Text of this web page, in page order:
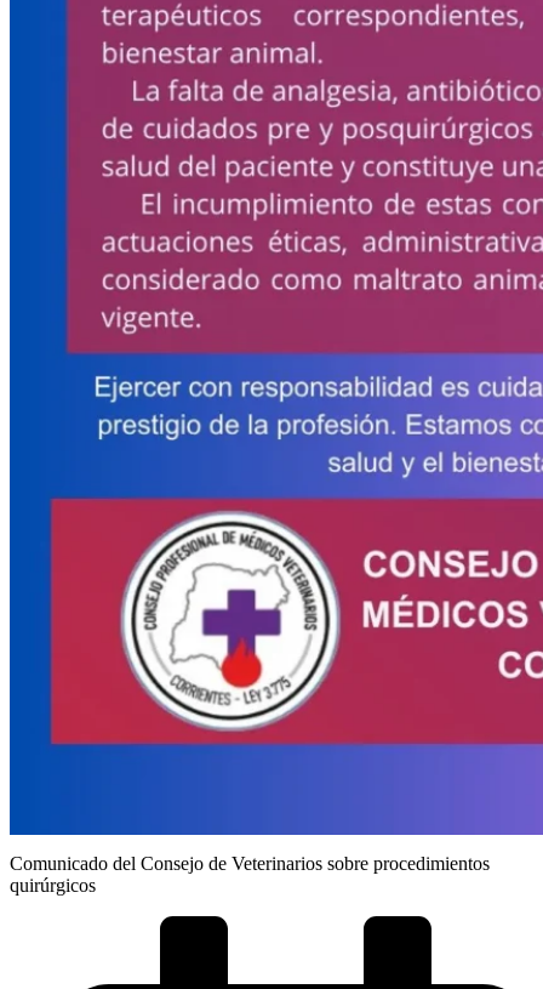
Comunicado del Consejo de Veterinarios sobre procedimientos
quirúrgicos